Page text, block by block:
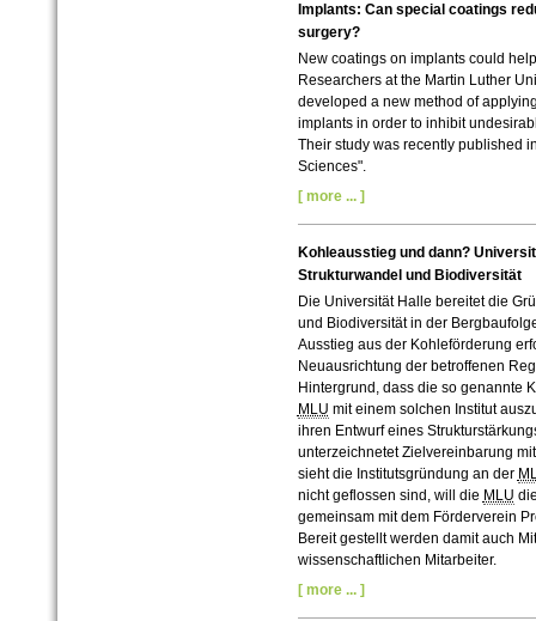
Implants: Can special coatings
surgery?
New coatings on implants could
Researchers at the Martin Luther
developed a new method of
implants in order to inhibit
Their study was recently published
Sciences".
[ more ... ]
Kohleausstieg und dann?
Strukturwandel und Biodiversität
Die Universität Halle bereitet die
und Biodiversität in der
Ausstieg aus der Kohleförderung
Neuausrichtung der betroffenen
Hintergrund, dass die so genannte
MLU mit einem solchen Institut
ihren Entwurf eines
unterzeichnetet Zielvereinbarung
sieht die Institutsgründung an der
nicht geflossen sind, will die MLU
gemeinsam mit dem Förderverein
Bereit gestellt werden damit auch
wissenschaftlichen Mitarbeiter.
[ more ... ]